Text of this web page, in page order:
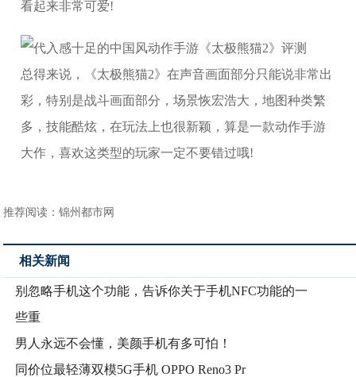
看起来非常可爱!
总得来说，《太极熊猫2》在声音画面部分只能说非常出
彩，特别是战斗画面部分，场景恢宏浩大，地图种类繁
多，技能酷炫，在玩法上也很新颖，算是一款动作手游
大作，喜欢这类型的玩家一定不要错过哦!
推荐阅读：锦州都市网
相关新闻
别忽略手机这个功能，告诉你关于手机NFC功能的一
些重
男人永远不会懂，美颜手机有多可怕！
同价位最轻薄双模5G手机 OPPO Reno3 Pr